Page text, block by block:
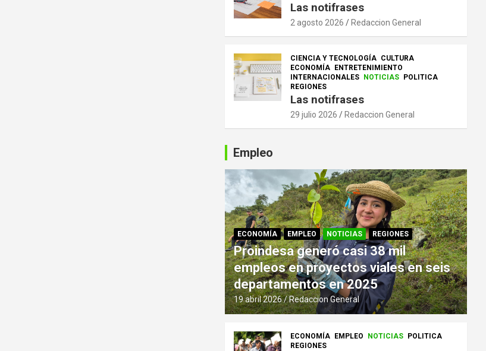
Las notifrases
2 agosto 2026 Redaccion General
CIENCIA Y TECNOLOGÍA CULTURA
ECONOMÍA
ENTRETENIMIENTO
INTERNACIONALES
NOTICIAS
POLITICA
REGIONES
Las notifrases
29 julio 2026 Redaccion General
Empleo
ECONOMÍA EMPLEO NOTICIAS REGIONES
Proindesa generó casi 38 mil
empleos en proyectos viales en seis
departamentos en 2025
19 abril 2026 Redaccion General
ECONOMÍA EMPLEO NOTICIAS
POLITICA
REGIONES